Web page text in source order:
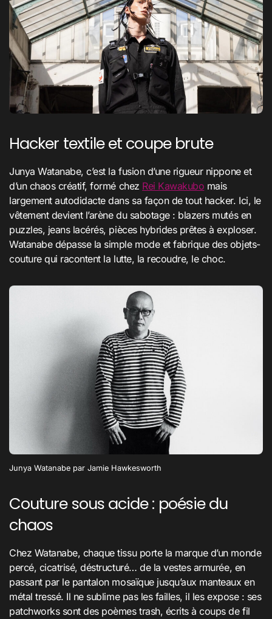
Hacker textile et coupe brute
Junya Watanabe, c’est la fusion d’une rigueur nippone et
d’un chaos créatif, formé chez Rei Kawakubo mais
largement autodidacte dans sa façon de tout hacker. Ici, le
vêtement devient l’arène du sabotage : blazers mutés en
puzzles, jeans lacérés, pièces hybrides prêtes à exploser.
Watanabe dépasse la simple mode et fabrique des objets-
couture qui racontent la lutte, la recoudre, le choc.
Junya Watanabe par Jamie Hawkesworth
Couture sous acide : poésie du
chaos
Chez Watanabe, chaque tissu porte la marque d’un monde
percé, cicatrisé, déstructuré… de la vestes armurée, en
passant par le pantalon mosaïque jusqu’aux manteaux en
métal tressé. Il ne sublime pas les failles, il les expose : ses
patchworks sont des poèmes trash, écrits à coups de fil